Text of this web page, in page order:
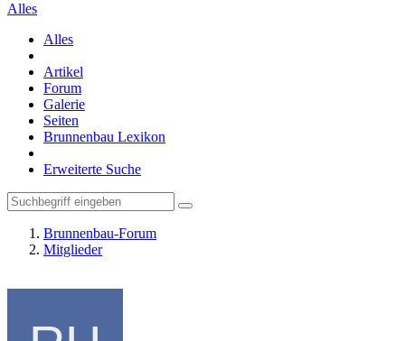
Alles
Alles
Artikel
Forum
Galerie
Seiten
Brunnenbau Lexikon
Erweiterte Suche
Brunnenbau-Forum
Mitglieder